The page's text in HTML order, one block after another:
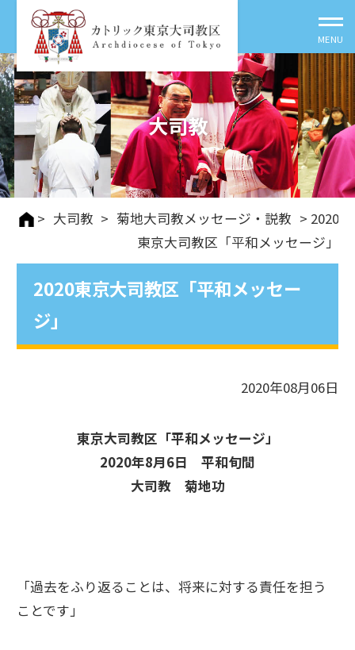
大司教
> 大司教 > 菊地大司教メッセージ・説教 > 2020
東京大司教区「平和メッセージ」
2020東京大司教区「平和メッセー
ジ」
2020年08月06日
東京大司教区「平和メッセージ」
2020年8月6日 平和旬間
大司教 菊地功
「過去をふり返ることは、将来に対する責任を担う
ことです」